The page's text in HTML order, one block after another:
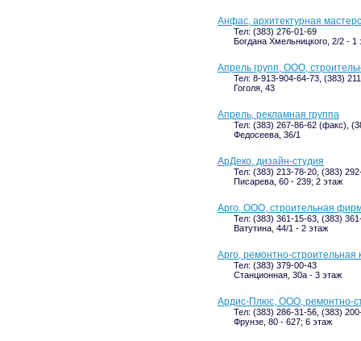
Анфас, архитектурная
Тел: (383) 276-01-69
Богдана Хмельницкого, 2/2 - 1
Апрель групп, ООО,
Тел: 8-913-904-64-73, (383)
Гоголя, 43
Апрель, рекламная группа
Тел: (383) 267-86-62 (факс),
Федосеева, 36/1
АрДеко, дизайн-студия
Тел: (383) 213-78-20, (383)
Писарева, 60 - 239; 2 этаж
Арго, ООО, строительная
Тел: (383) 361-15-63, (383)
Ватутина, 44/1 - 2 этаж
Арго, ремонтно-строительная
Тел: (383) 379-00-43
Станционная, 30а - 3 этаж
Ардис-Плюс, ООО, ремонтно-
Тел: (383) 286-31-56, (383)
Фрунзе, 80 - 627; 6 этаж